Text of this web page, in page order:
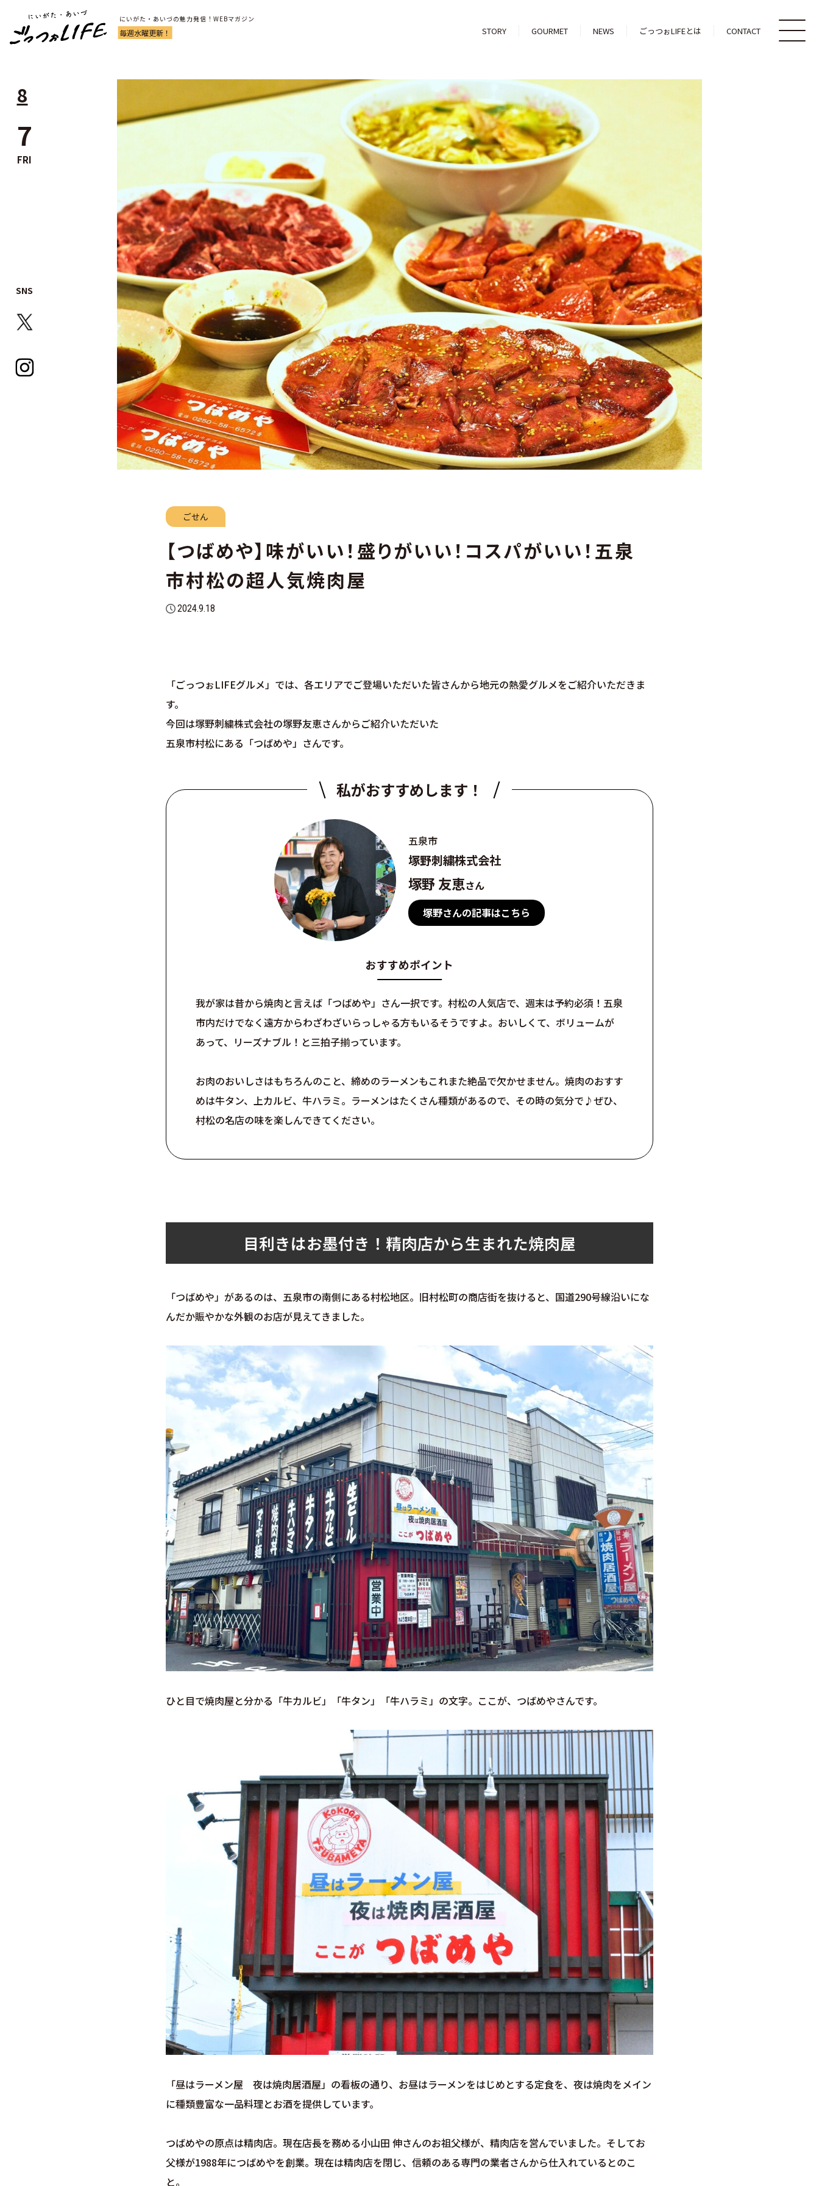
にいがた・あいづの魅力発信！WEBマガジン
毎週水曜更新！ STORY GOURMET NEWS ごっつぉLIFEとは CONTACT
8
7
FRI
SNS
ごせん
【つばめや】味がいい！盛りがいい！コスパがいい！五泉
市村松の超人気焼肉屋
2024.9.18
「ごっつぉLIFEグルメ」では、各エリアでご登場いただいた皆さんから地元の熱愛グルメをご紹介いただきま
す。
今回は塚野刺繍株式会社の塚野友恵さんからご紹介いただいた
五泉市村松にある「つばめや」さんです。
私がおすすめします！
五泉市
塚野刺繍株式会社
塚野 友恵さん
塚野さんの記事はこちら
おすすめポイント
我が家は昔から焼肉と言えば「つばめや」さん一択です。村松の人気店で、週末は予約必須！五泉
市内だけでなく遠方からわざわざいらっしゃる方もいるそうですよ。おいしくて、ボリュームが
あって、リーズナブル！と三拍子揃っています。
お肉のおいしさはもちろんのこと、締めのラーメンもこれまた絶品で欠かせません。焼肉のおすす
めは牛タン、上カルビ、牛ハラミ。ラーメンはたくさん種類があるので、その時の気分で♪ぜひ、
村松の名店の味を楽しんできてください。
目利きはお墨付き！精肉店から生まれた焼肉屋
「つばめや」があるのは、五泉市の南側にある村松地区。旧村松町の商店街を抜けると、国道290号線沿いにな
んだか賑やかな外観のお店が見えてきました。
ひと目で焼肉屋と分かる「牛カルビ」「牛タン」「牛ハラミ」の文字。ここが、つばめやさんです。
「昼はラーメン屋 夜は焼肉居酒屋」の看板の通り、お昼はラーメンをはじめとする定食を、夜は焼肉をメイン
に種類豊富な一品料理とお酒を提供しています。
つばめやの原点は精肉店。現在店長を務める小山田 伸さんのお祖父様が、精肉店を営んでいました。そしてお
父様が1988年につばめやを創業。現在は精肉店を閉じ、信頼のある専門の業者さんから仕入れているとのこ
と。